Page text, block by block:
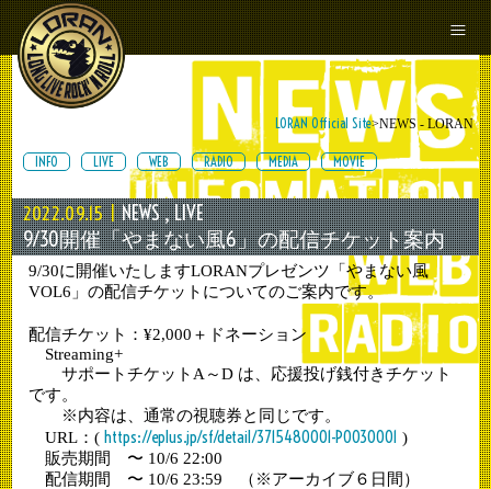
Menu
NEWS
LIVE
MOVIE
DISCO
PROFILE
GOODS
SNS
LORAN Official Site>NEWS - LORAN
INFO LIVE WEB RADIO MEDIA MOVIE
2022.09.15 |NEWS, LIVE
9/30開催「やまない風6」の配信チケット案内
9/30に開催いたしますLORANプレゼンツ「やまない風
VOL6」の配信チケットについてのご案内です。
配信チケット：¥2,000＋ドネーション
Streaming+
サポートチケットA～D は、応援投げ銭付きチケット
です。
※内容は、通常の視聴券と同じです。
URL：( https://eplus.jp/sf/detail/3715480001-P0030001 )
販売期間 〜 10/6 22:00
配信期間 〜 10/6 23:59 （※アーカイブ６日間）